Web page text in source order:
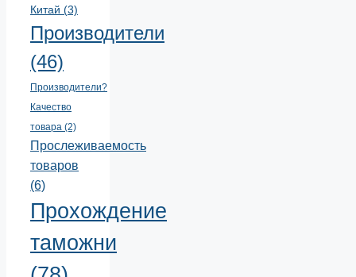
Китай (3)
Производители
(46)
Производители?
Качество
товара (2)
Прослеживаемость
товаров
(6)
Прохождение
таможни